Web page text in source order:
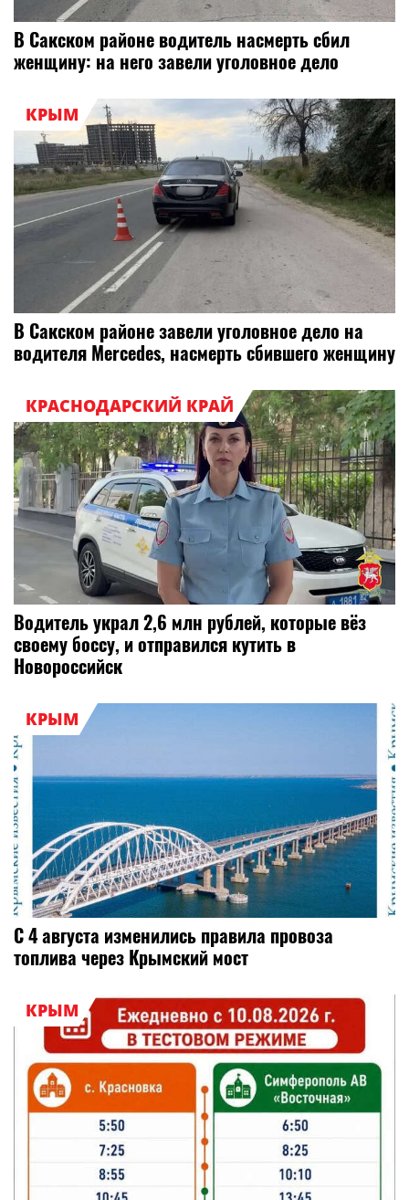
В Сакском районе водитель насмерть сбил
женщину: на него завели уголовное дело
КРЫМ
В Сакском районе завели уголовное дело на
водителя Mercedes, насмерть сбившего женщину
КРАСНОДАРСКИЙ КРАЙ
Водитель украл 2,6 млн рублей, которые вёз
своему боссу, и отправился кутить в
Новороссийск
КРЫМ
С 4 августа изменились правила провоза
топлива через Крымский мост
КРЫМ